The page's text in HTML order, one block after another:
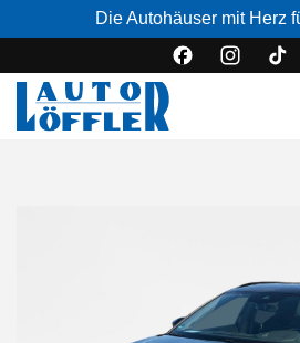
Die Autohäuser mit Herz